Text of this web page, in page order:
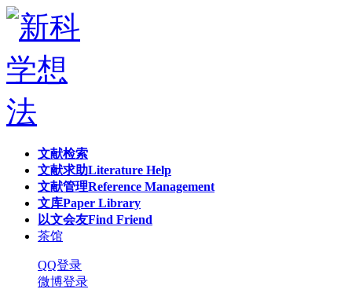
文献检索
文献求助Literature Help
文献管理Reference Management
文库Paper Library
以文会友Find Friend
茶馆
QQ登录
微博登录